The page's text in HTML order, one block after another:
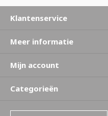
Klantenservice
Meer informatie
Mijn account
Categorieën